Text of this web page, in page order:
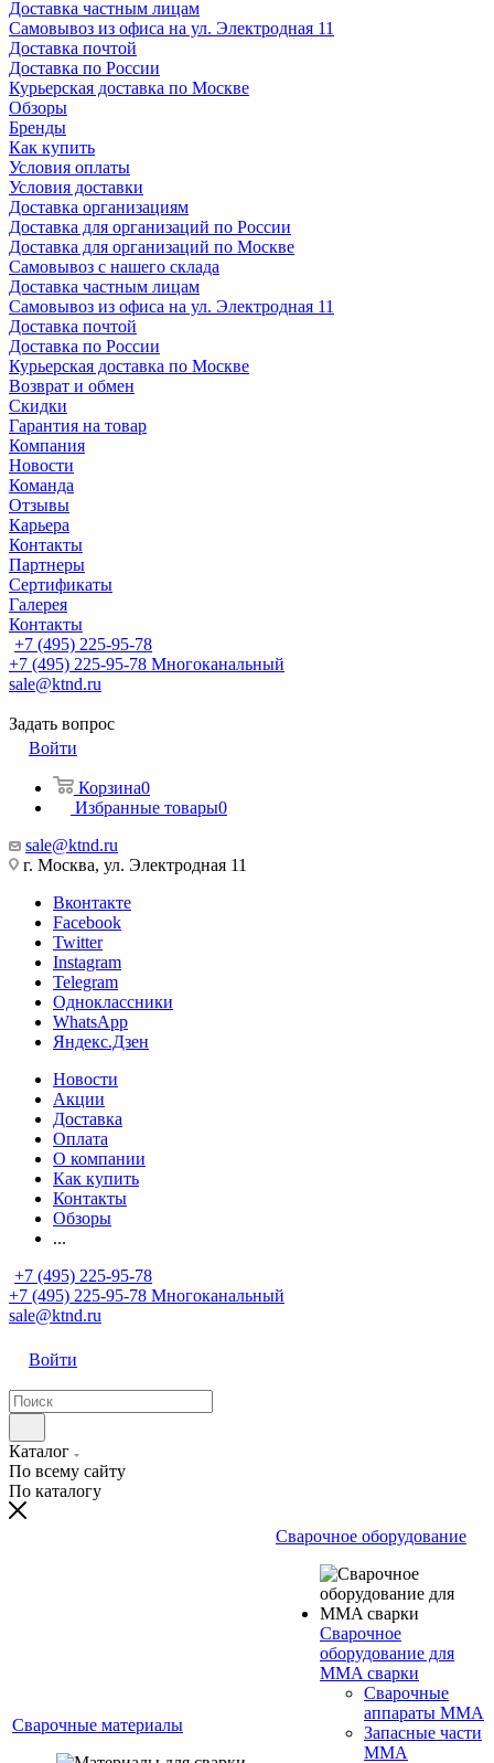
Доставка частным лицам
Самовывоз из офиса на ул. Электродная 11
Доставка почтой
Доставка по России
Курьерская доставка по Москве
Обзоры
Бренды
Как купить
Условия оплаты
Условия доставки
Доставка организациям
Доставка для организаций по России
Доставка для организаций по Москве
Самовывоз с нашего склада
Доставка частным лицам
Самовывоз из офиса на ул. Электродная 11
Доставка почтой
Доставка по России
Курьерская доставка по Москве
Возврат и обмен
Скидки
Гарантия на товар
Компания
Новости
Команда
Отзывы
Карьера
Контакты
Партнеры
Сертификаты
Галерея
Контакты
+7 (495) 225-95-78
+7 (495) 225-95-78 Многоканальный
sale@ktnd.ru
Задать вопрос
Войти
Корзина0
Избранные товары0
sale@ktnd.ru
г. Москва, ул. Электродная 11
Вконтакте
Facebook
Twitter
Instagram
Telegram
Одноклассники
WhatsApp
Яндекс.Дзен
Новости
Акции
Доставка
Оплата
О компании
Как купить
Контакты
Обзоры
...
+7 (495) 225-95-78
+7 (495) 225-95-78 Многоканальный
sale@ktnd.ru
Войти
Каталог
По всему сайту
По каталогу
Сварочные материалы
Сварочное оборудование
Сварочное
оборудование для
MMA сварки
Сварочные
аппараты MMA
Запасные части
MMA